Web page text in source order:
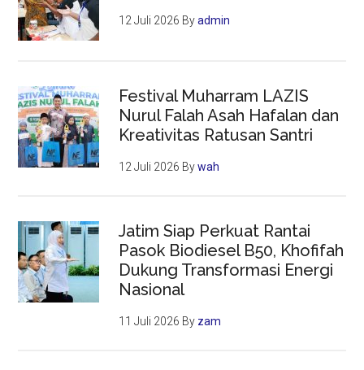
12 Juli 2026 Byadmin
Festival Muharram LAZIS
Nurul Falah Asah Hafalan dan
Kreativitas Ratusan Santri
12 Juli 2026 Bywah
Jatim Siap Perkuat Rantai
Pasok Biodiesel B50, Khofifah
Dukung Transformasi Energi
Nasional
11 Juli 2026 By zam